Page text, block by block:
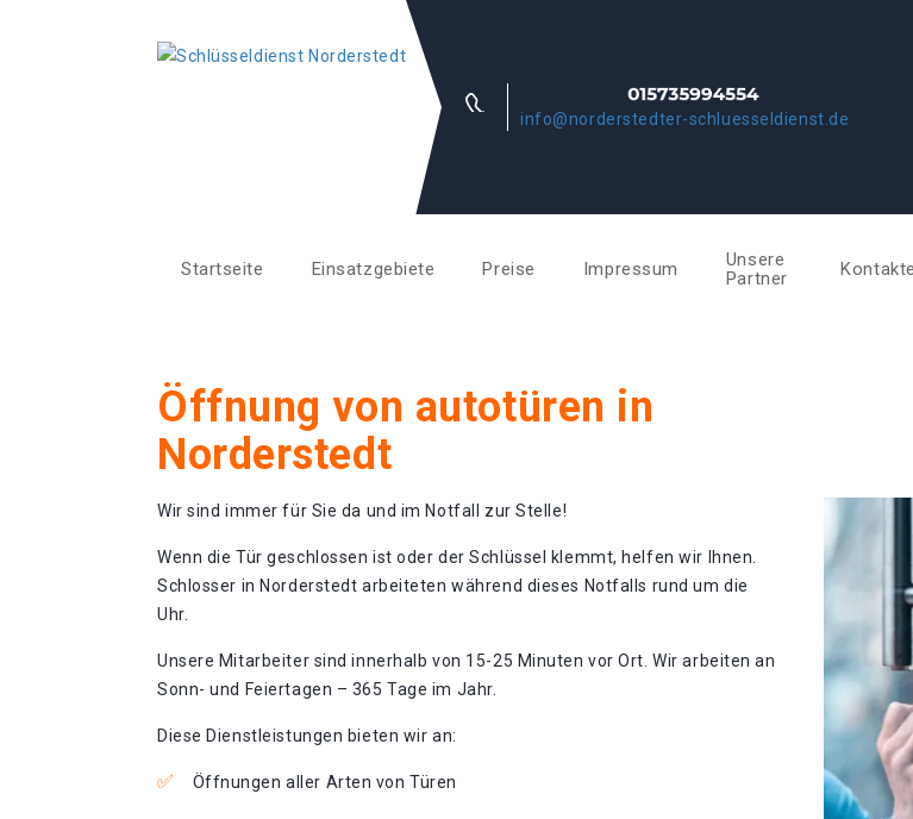
info@norderstedter-schluesseldienst.de
Startseite Einsatzgebiete Preise Impressum
Unsere
Partner
Kontakte
Öffnung von autotüren in
Norderstedt
Wir sind immer für Sie da und im Notfall zur Stelle!
Wenn die Tür geschlossen ist oder der Schlüssel klemmt, helfen wir Ihnen.
Schlosser in Norderstedt arbeiteten während dieses Notfalls rund um die
Uhr.
Unsere Mitarbeiter sind innerhalb von 15-25 Minuten vor Ort. Wir arbeiten an
Sonn- und Feiertagen – 365 Tage im Jahr.
Diese Dienstleistungen bieten wir an:
Öffnungen aller Arten von Türen